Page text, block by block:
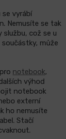
vyrábí
Nemusíte se tak
službu, což se u
může
notebook,
výhod
notebook
externí
ho nemusíte
Stačí